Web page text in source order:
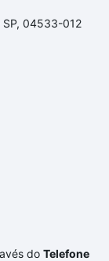
e
SP, 04533-012
do Telefone